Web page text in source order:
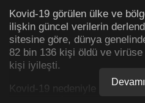
Kovid-19 görülen ülke ve
ilişkin güncel verilerin
sitesine göre, dünya
82 bin 136 kişi öldü ve
kişi iyileşti.
Kovid-19 nedeniyle Çin ana